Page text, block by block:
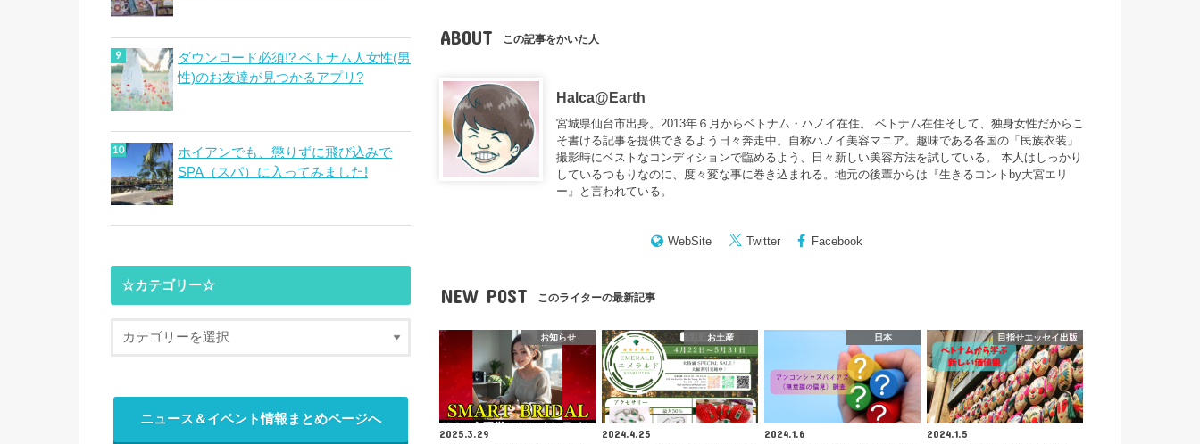
ABOUT この記事をかいた人
Halca@Earth
宮城県仙台市出身。2013年６月からベトナム・ハノイ在住。 ベトナム在住そして、独身女性だからこ
そ書ける記事を提供できるよう日々奔走中。自称ハノイ美容マニア。趣味である各国の「民族衣装」
撮影時にベストなコンディションで臨めるよう、日々新しい美容方法を試している。 本人はしっかり
しているつもりなのに、度々変な事に巻き込まれる。地元の後輩からは『生きるコントby大宮エリ
ー』と言われている。
WebSite Twitter Facebook
NEW POST このライターの最新記事
お知らせ
2025.3.29
お土産
2024.4.25
日本
2024.1.6
目指せエッセイ出版
2024.1.5
ダウンロード必須!? ベトナム人女性(男
性)のお友達が見つかるアプリ?
ホイアンでも、懲りずに飛び込みで
SPA（スパ）に入ってみました!
☆カテゴリー☆
ニュース＆イベント情報まとめページへ